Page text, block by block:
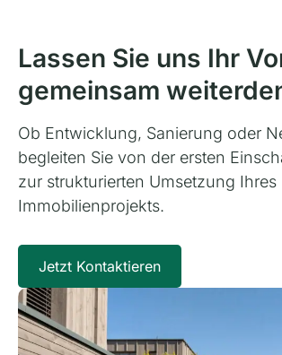
Lassen Sie uns Ihr
gemeinsam
Ob Entwicklung, Sanierung oder
begleiten Sie von der ersten
zur strukturierten Umsetzung Ihres
Immobilienprojekts.
Jetzt Kontaktieren